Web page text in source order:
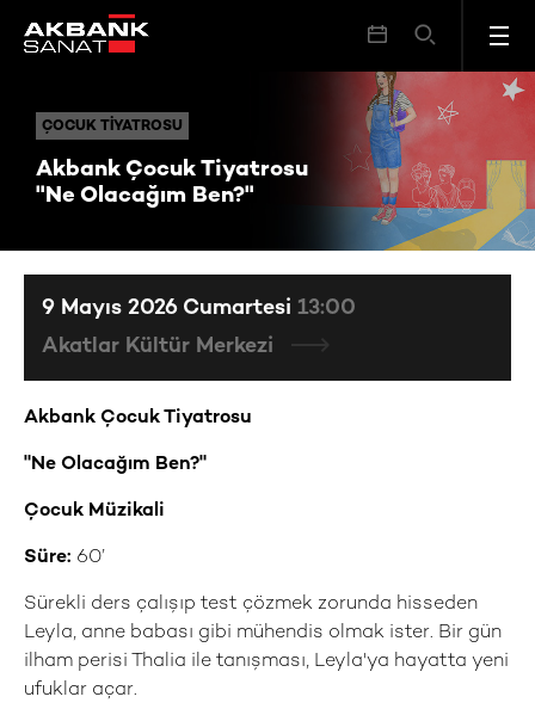
ÇOCUK TIYATROSU
Akbank Çocuk Tiyatrosu
"Ne Olacağım Ben?"
ÇOCUK TIYATROSU Akbank Çocuk Tiyatrosu "Ne Olacağım Ben?"
Akbank Çocuk Tiyatrosu
"Ne Olacağım Ben?"
Çocuk Müzikali
Süre: 60’
Sürekli ders çalışıp test çözmek zorunda hisseden
Leyla, anne babası gibi mühendis olmak ister. Bir gün
ilham perisi Thalia ile tanışması, Leyla'ya hayatta yeni
ufuklar açar.
9 Mayıs 2026 Cumartesi 13:00
Akatlar Kültür Merkezi